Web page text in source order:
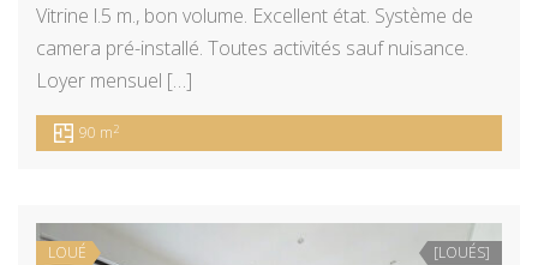
Vitrine l.5 m., bon volume. Excellent état. Système de
camera pré-installé. Toutes activités sauf nuisance.
Loyer mensuel […]
90 m2
LOUÉ [LOUÉS]